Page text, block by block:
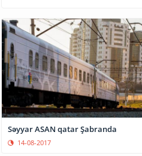
Səyyar ASAN qatar Şabranda
14-08-2017